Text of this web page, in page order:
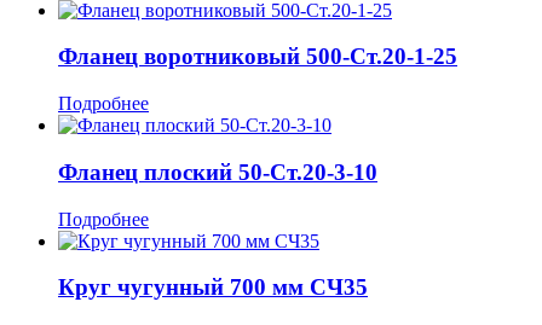
Фланец воротниковый 500-Ст.20-1-25
Подробнее
Фланец плоский 50-Ст.20-3-10
Подробнее
Круг чугунный 700 мм СЧ35